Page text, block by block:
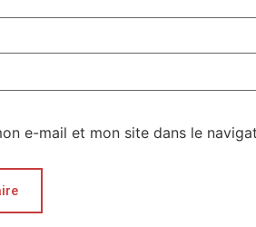
e-mail et mon site dans le